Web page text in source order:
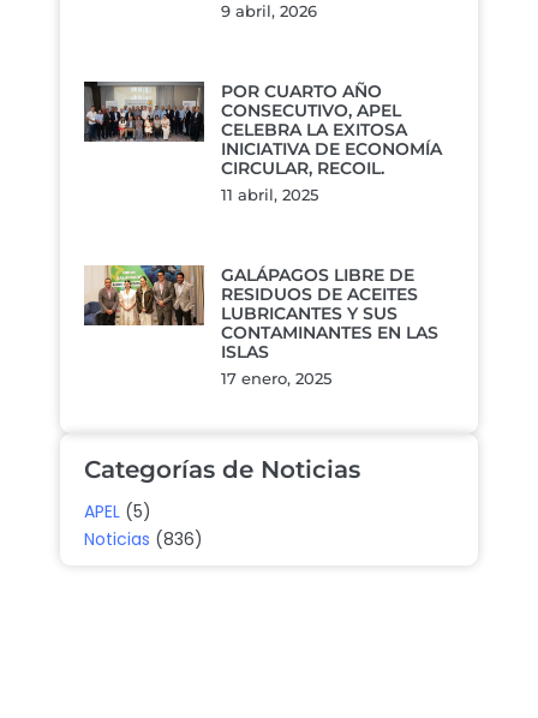
9 abril, 2026
POR CUARTO AÑO
CONSECUTIVO, APEL
CELEBRA LA EXITOSA
INICIATIVA DE ECONOMÍA
CIRCULAR, RECOIL.
11 abril, 2025
GALÁPAGOS LIBRE DE
RESIDUOS DE ACEITES
LUBRICANTES Y SUS
CONTAMINANTES EN LAS
ISLAS
17 enero, 2025
Categorías de Noticias
APEL (5)
Noticias (836)